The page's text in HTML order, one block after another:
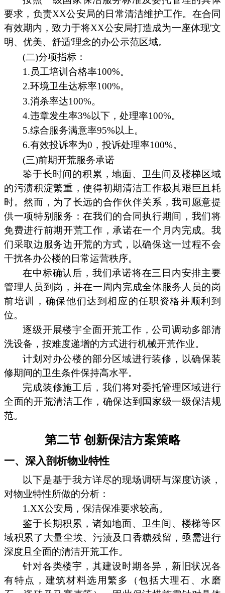
要求，负责XX公安局的日常清洁维护工作。在合同
有效期内，致力于将XX公安局打造成为一座体现'文
明、优美、舒适'理念的办公示范区域。
(二)分项指标：
1.员工培训合格率100%。
2.环境卫生达标率100%。
3.消杀率达100%。
4.违章发生率3%以下，处理率100%。
5.综合服务满意率95%以上。
6.有效投诉率为0，投诉处理率100%。
(三)前期开荒服务承诺
鉴于长时间的积累，地面、卫生间及楼梯区域
的污渍积淀繁重，使得初期清洁工作极其艰巨且耗
时。然而，为了长远的合作伙伴关系，我司愿意提
供一项特别服务：在我们的合同执行期间，我们将
免费进行前期开荒工作，承诺在一个月内完成。我
们采取边服务边开荒的方式，以确保这一过程不会
干扰各办公楼的日常运营秩序。
在中标确认后，我们承诺将在三日内安排主要
管理人员到岗，并在一周内完成全体服务人员的岗
前培训，确保他们达到相应的任职资格并顺利到
位。
逐级开展楼宇全面开荒工作，公司调动多部清
洗设备，按难度递增的方式进行机械开荒作业。
计划对办公楼的部分区域进行装修，以确保装
修期间的卫生条件保持高水平。
完成装修施工后，我们将对委托管理区域进行
全面的开荒清洁工作，确保达到国家级一级保洁规
范。
第二节 创新保洁方案策略
一、深入剖析物业特性
以下是基于我方详尽的现场调研与深度访谈，
对物业特性所做的分析：
1.XX公安局，保洁保准要求较高。
鉴于长期积累，诸如地面、卫生间、楼梯等区
域积累了大量尘埃、污渍及口香糖残留，亟需进行
深度且全面的清洁开荒工作。
针对各类楼宇，其建设时期各异，新旧状况各
有特点，建筑材料选用繁多（包括大理石、水磨